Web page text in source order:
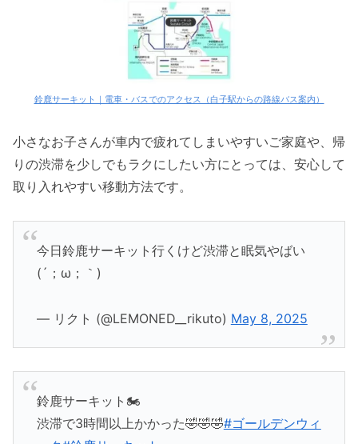
鈴鹿サーキット｜電車・バスでのアクセス（白子駅からの路線バス案内）
小さなお子さんが車内で疲れてしまいやすいご家庭や、帰
りの渋滞を少しでもラクにしたい方にとっては、安心して
取り入れやすい移動方法です。
今日鈴鹿サーキット行くけど渋滞と眠気やばい
(´；ω；｀)
— リクト (@LEMONED__rikuto) May 8, 2025
鈴鹿サーキット🏍️
渋滞で3時間以上かかった🤣🤣🤣#ゴールデンウィ